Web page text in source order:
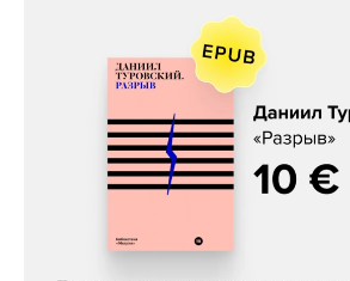
Даниил Туровский,